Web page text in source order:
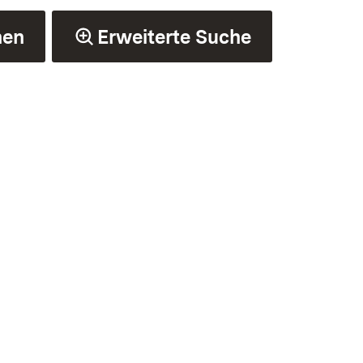
Erweiterte Suche